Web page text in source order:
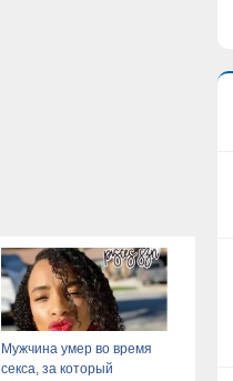
Мужчина умер во время
секса, за который